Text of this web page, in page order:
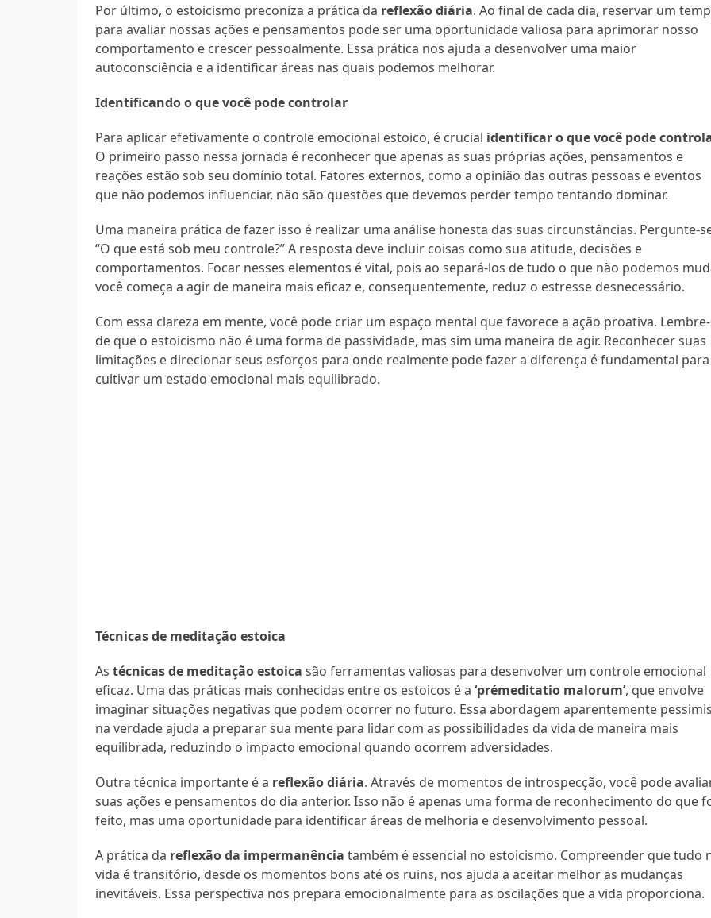
Por último, o estoicismo preconiza a prática da reflexão diária. Ao final de cada dia, reservar um
para avaliar nossas ações e pensamentos pode ser uma oportunidade valiosa para aprimorar nosso
comportamento e crescer pessoalmente. Essa prática nos ajuda a desenvolver uma maior
autoconsciência e a identificar áreas nas quais podemos melhorar.
Identificando o que você pode controlar
Para aplicar efetivamente o controle emocional estoico, é crucial identificar o que você pode
O primeiro passo nessa jornada é reconhecer que apenas as suas próprias ações, pensamentos e
reações estão sob seu domínio total. Fatores externos, como a opinião das outras pessoas e eventos
que não podemos influenciar, não são questões que devemos perder tempo tentando dominar.
Uma maneira prática de fazer isso é realizar uma análise honesta das suas circunstâncias. Pergunte-
“O que está sob meu controle?” A resposta deve incluir coisas como sua atitude, decisões e
comportamentos. Focar nesses elementos é vital, pois ao separá-los de tudo o que não podemos
você começa a agir de maneira mais eficaz e, consequentemente, reduz o estresse desnecessário.
Com essa clareza em mente, você pode criar um espaço mental que favorece a ação proativa.
de que o estoicismo não é uma forma de passividade, mas sim uma maneira de agir. Reconhecer suas
limitações e direcionar seus esforços para onde realmente pode fazer a diferença é fundamental para
cultivar um estado emocional mais equilibrado.
Técnicas de meditação estoica
Astécnicas de meditação estoica são ferramentas valiosas para desenvolver um controle emocional
eficaz. Uma das práticas mais conhecidas entre os estoicos é a‘prémeditatio malorum’, que envolve
imaginar situações negativas que podem ocorrer no futuro. Essa abordagem aparentemente
na verdade ajuda a preparar sua mente para lidar com as possibilidades da vida de maneira mais
equilibrada, reduzindo o impacto emocional quando ocorrem adversidades.
Outra técnica importante é a reflexão diária. Através de momentos de introspecção, você pode
suas ações e pensamentos do dia anterior. Isso não é apenas uma forma de reconhecimento do que
feito, mas uma oportunidade para identificar áreas de melhoria e desenvolvimento pessoal.
A prática da reflexão da impermanência também é essencial no estoicismo. Compreender que tudo
vida é transitório, desde os momentos bons até os ruins, nos ajuda a aceitar melhor as mudanças
inevitáveis. Essa perspectiva nos prepara emocionalmente para as oscilações que a vida proporciona.